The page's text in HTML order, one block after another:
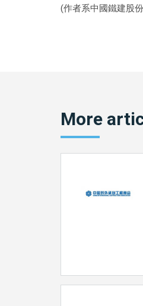
(作者系中國鐵建股
More